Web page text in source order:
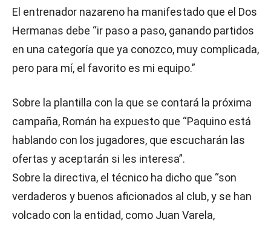
El entrenador nazareno ha manifestado que el Dos
Hermanas debe “ir paso a paso, ganando partidos
en una categoría que ya conozco, muy complicada,
pero para mí, el favorito es mi equipo.”
Sobre la plantilla con la que se contará la próxima
campaña, Román ha expuesto que “Paquino está
hablando con los jugadores, que escucharán las
ofertas y aceptarán si les interesa”.
Sobre la directiva, el técnico ha dicho que “son
verdaderos y buenos aficionados al club, y se han
volcado con la entidad, como Juan Varela,